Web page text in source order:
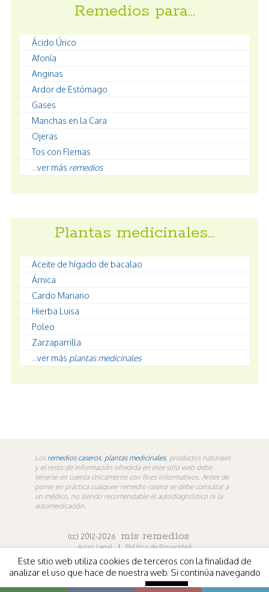
Remedios para…
Ácido Úrico
Afonía
Anginas
Ardor de Estómago
Gases
Manchas en la Cara
Ojeras
Tos con Flemas
...ver más remedios
Plantas medicinales…
Aceite de hígado de bacalao
Árnica
Cardo Mariano
Hierba Luisa
Poleo
Zarzaparrilla
...ver más plantas medicinales
Los remedios caseros, plantas medicinales, productos naturales
y el resto de información ofredida en este sitio web debe
tenerse en cuenta únicamente con fines informativos. Antes de
poner en práctica cualquier remedio casero se debe consultar a
un médico, no siendo recomendable el autodiagnóstico ni la
automedicación.
(cc) 2012-2026 mis remedios
Aviso Legal | Política de Privacidad
En los contenidos propios de misremedios. En vídeos y
fotografías de terceros aplica la licencia de sus
Este sitio web utiliza cookies de terceros con la finalidad de
analizar el uso que hace de nuestra web. Si continúa navegando